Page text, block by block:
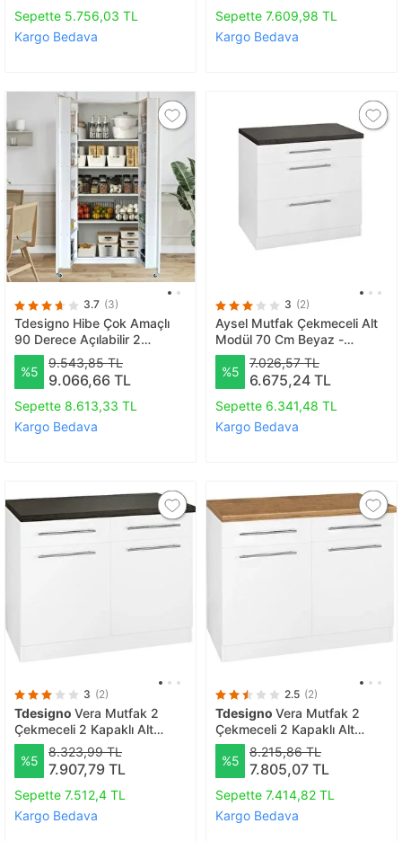
Sepette 5.756,03 TL
Kargo Bedava
Sepette 7.609,98 TL
Kargo Bedava
3.7 (3)
Tdesigno Hibe Çok Amaçlı
90 Derece Açılabilir 2
Kapaklı Kiler Erzak Mutfak
Dolabı-90 Cm
%5
9.543,85 TL
9.066,66 TL
Sepette 8.613,33 TL
Kargo Bedava
3 (2)
Aysel Mutfak Çekmeceli Alt
Modül 70 Cm Beyaz -
antrasit Tezgah Dahil
%5
7.026,57 TL
6.675,24 TL
Sepette 6.341,48 TL
Kargo Bedava
3 (2)
Tdesigno Vera Mutfak 2
Çekmeceli 2 Kapaklı Alt
Modül -100 Cm - Çok Amaçlı
Dolap -tezgah Dahil
%5
8.323,99 TL
7.907,79 TL
Sepette 7.512,4 TL
Kargo Bedava
2.5 (2)
Tdesigno Vera Mutfak 2
Çekmeceli 2 Kapaklı Alt
Modül -90 Cm - Çok Amaçlı
Dolap -tezgah Dahil
%5
8.215,86 TL
7.805,07 TL
Sepette 7.414,82 TL
Kargo Bedava